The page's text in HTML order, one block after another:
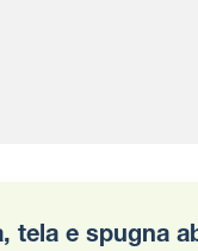
tela e spugna